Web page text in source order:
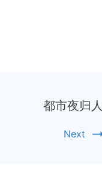
都市夜归人
Next